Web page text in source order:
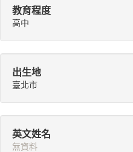
教育程度
高中
出生地
臺北市
英文姓名
無資料